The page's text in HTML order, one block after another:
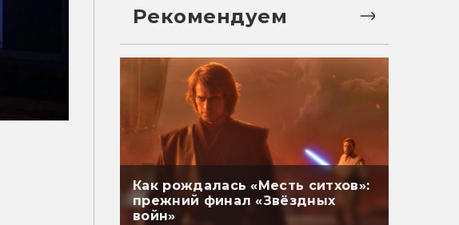
Рекомендуем
Как рождалась «Месть ситхов»:
прежний финал «Звёздных
войн»